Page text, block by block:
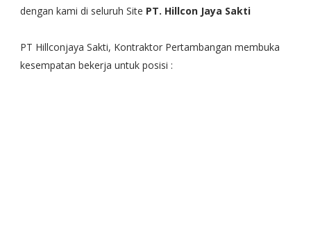
dengan kami di seluruh Site PT. Hillcon Jaya Sakti
PT Hillconjaya Sakti, Kontraktor Pertambangan membuka
kesempatan bekerja untuk posisi :